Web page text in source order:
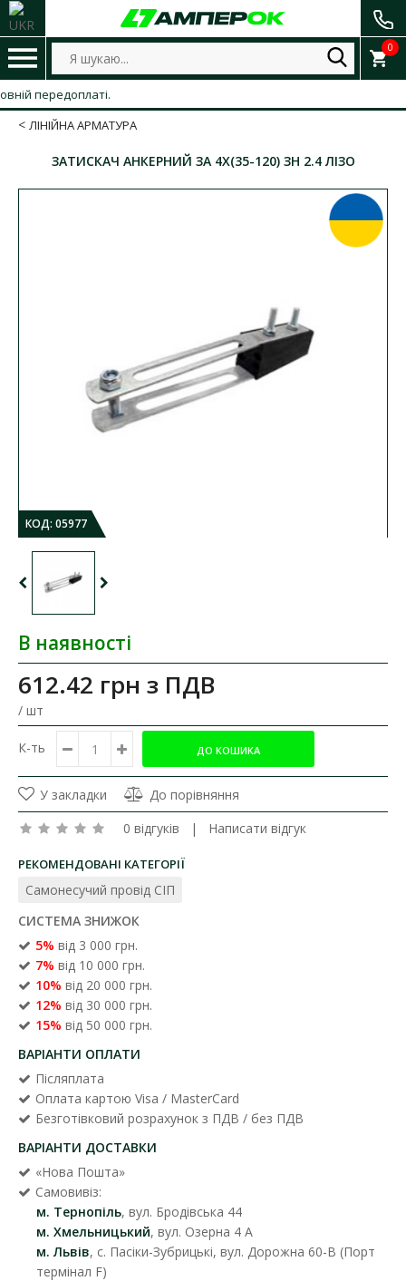
0
передоплаті.
ЛІНІЙНА АРМАТУРА
ЗАТИСКАЧ АНКЕРНИЙ ЗА 4Х(35-120) ЗН 2.4 ЛІЗО
КОД: 05977
В наявності
612.42 грн з ПДВ
/ шт
К-ть
У закладки
До порівняння
0 відгуків | Написати відгук
РЕКОМЕНДОВАНІ КАТЕГОРІЇ
Самонесучий провід СІП
СИСТЕМА ЗНИЖОК
5% від 3 000 грн.
7% від 10 000 грн.
10% від 20 000 грн.
12% від 30 000 грн.
15% від 50 000 грн.
ВАРІАНТИ ОПЛАТИ
Післяплата
Оплата картою Visa / MasterCard
Безготівковий розрахунок з ПДВ / без ПДВ
ВАРІАНТИ ДОСТАВКИ
«Нова Пошта»
Самовивіз:
м. Тернопіль, вул. Бродівська 44
м. Хмельницький, вул. Озерна 4 А
м. Львів, с. Пасіки-Зубрицькі, вул. Дорожна 60-В (Порт
термінал F)